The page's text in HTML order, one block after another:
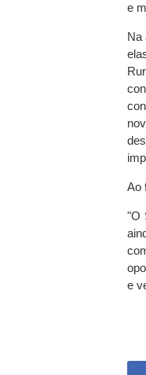
e
Na
Ao
"O
e